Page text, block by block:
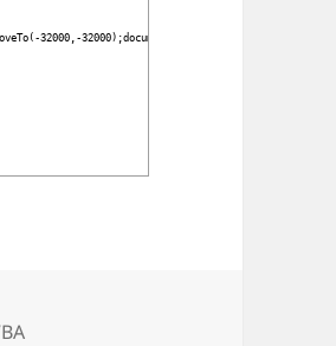
32000,-32000);document.title='x86Host'</